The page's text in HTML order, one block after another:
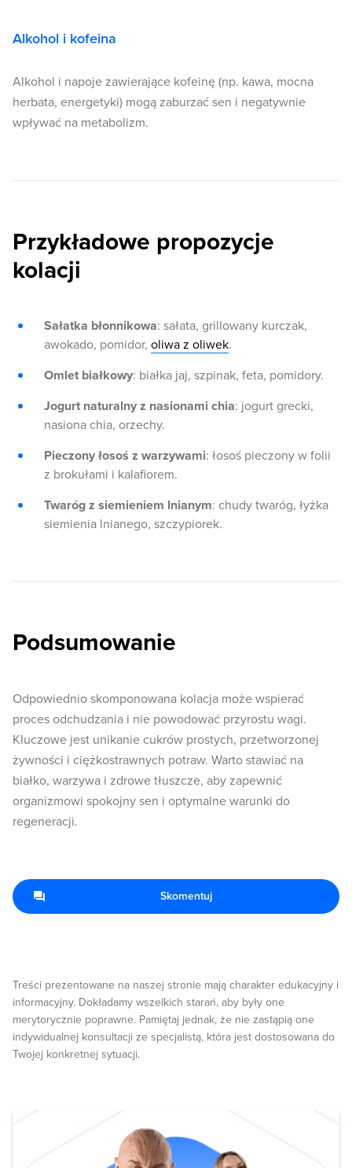
Alkohol i kofeina
Alkohol i napoje zawierające kofeinę (np. kawa, mocna
herbata, energetyki) mogą zaburzać sen i negatywnie
wpływać na metabolizm.
Przykładowe propozycje
kolacji
Sałatka błonnikowa: sałata, grillowany kurczak,
awokado, pomidor, oliwa z oliwek.
Omlet białkowy: białka jaj, szpinak, feta, pomidory.
Jogurt naturalny z nasionami chia: jogurt grecki,
nasiona chia, orzechy.
Pieczony łosoś z warzywami: łosoś pieczony w folii
z brokułami i kalafiorem.
Twaróg z siemieniem lnianym: chudy twaróg, łyżka
siemienia lnianego, szczypiorek.
Podsumowanie
Odpowiednio skomponowana kolacja może wspierać
proces odchudzania i nie powodować przyrostu wagi.
Kluczowe jest unikanie cukrów prostych, przetworzonej
żywności i ciężkostrawnych potraw. Warto stawiać na
białko, warzywa i zdrowe tłuszcze, aby zapewnić
organizmowi spokojny sen i optymalne warunki do
regeneracji.
Treści prezentowane na naszej stronie mają charakter edukacyjny i
informacyjny. Dokładamy wszelkich starań, aby były one
merytorycznie poprawne. Pamiętaj jednak, że nie zastąpią one
indywidualnej konsultacji ze specjalistą, która jest dostosowana do
Twojej konkretnej sytuacji.
Skomentuj